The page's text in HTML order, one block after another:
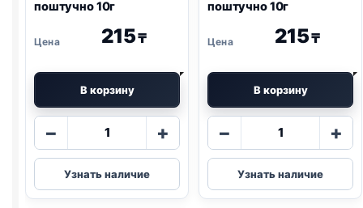
поштучно 10г
215₸
В корзину
−
Количество
Snack
Bar
крем-
+
Узнать наличие
поштучно 10г
215₸
В корзину
−
Количество
Snack
Bar
паштет
+
Узнать наличие